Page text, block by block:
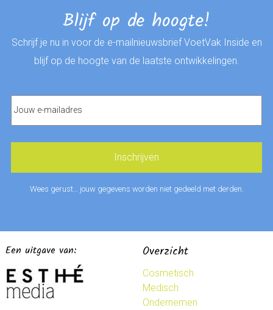
Blijf op de hoogte!
Schrijf je nu in voor de e-mailnieuwsbrief VoetVak Inside en
blijf op de hoogte van de laatste ontwikkelingen.
Wees gerust… jouw gegevens worden niet gedeeld met derden.
Een uitgave van: Overzicht
Cosmetisch
Medisch
Ondernemen